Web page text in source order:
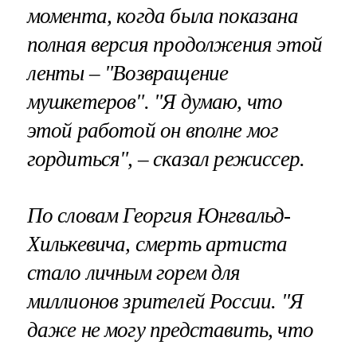
момента, когда была показана
полная версия продолжения этой
ленты – "Возвращение
мушкетеров". "Я думаю, что
этой работой он вполне мог
гордиться", – сказал режиссер.
По словам Георгия Юнгвальд-
Хилькевича, смерть артиста
стало личным горем для
миллионов зрителей России. "Я
даже не могу представить, что